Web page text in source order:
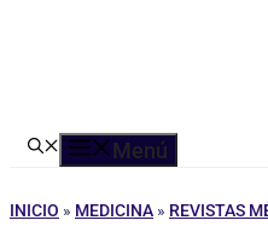
Menú
INICIO » MEDICINA » REVISTAS